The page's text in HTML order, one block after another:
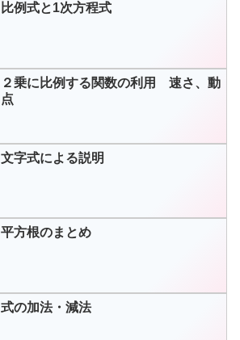
比例式と1次方程式
２乗に比例する関数の利用 速さ、動
点
文字式による説明
平方根のまとめ
式の加法・減法